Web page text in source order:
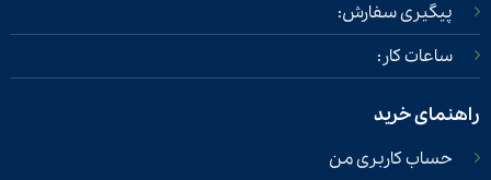
پیگیری سفارش:
ساعات کار:
راهنمای خرید
حساب کاربری من